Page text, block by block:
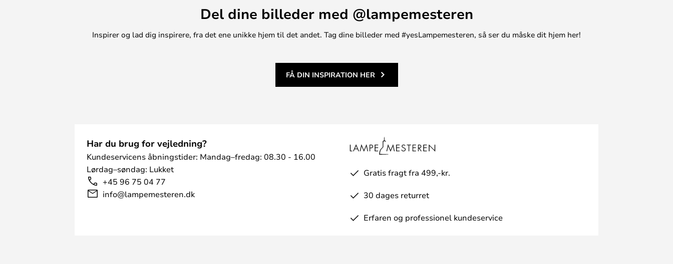
Del dine billeder med @lampemesteren
Inspirer og lad dig inspirere, fra det ene unikke hjem til det andet. Tag dine billeder med #yesLampemesteren, så ser du måske dit hjem her!
FÅ DIN INSPIRATION HER
Har du brug for vejledning?
Kundeservicens åbningstider: Mandag–fredag: 08.30 - 16.00
Lørdag–søndag: Lukket
+45 96 75 04 77
info@lampemesteren.dk
Gratis fragt fra 499,-kr.
30 dages returret
Erfaren og professionel kundeservice